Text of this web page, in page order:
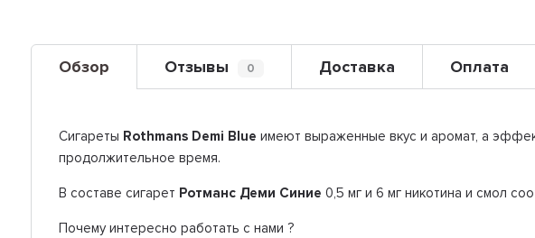
Обзор Отзывы 0 Доставка Оплата
Сигареты Rothmans Demi Blueимеют выраженные вкус и аромат, а
продолжительное время.
В составе сигарет Ротманс Деми Синие 0,5 мг и 6 мг никотина и смол
Почему интересно работать с нами ?